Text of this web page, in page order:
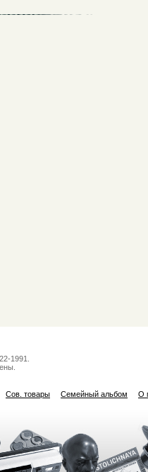
1991.
Сов. товары Семейный альбом О